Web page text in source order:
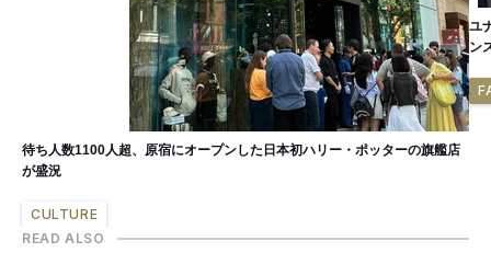
待ち人数1100人超、原宿にオープンした日本初ハリー・ポッターの旗艦店
が盛況
CULTURE
ユ
ン
READ ALSO